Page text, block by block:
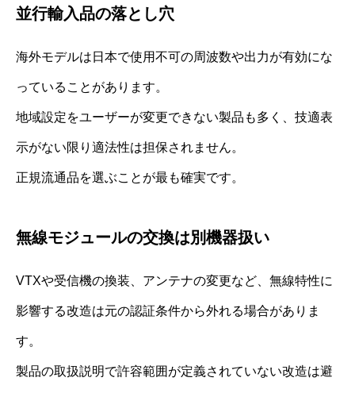
並行輸入品の落とし穴
海外モデルは日本で使用不可の周波数や出力が有効にな
っていることがあります。
地域設定をユーザーが変更できない製品も多く、技適表
示がない限り適法性は担保されません。
正規流通品を選ぶことが最も確実です。
無線モジュールの交換は別機器扱い
VTXや受信機の換装、アンテナの変更など、無線特性に
影響する改造は元の認証条件から外れる場合がありま
す。
製品の取扱説明で許容範囲が定義されていない改造は避